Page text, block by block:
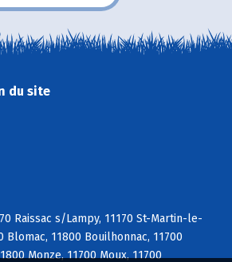
du site
Raissac s/Lampy, 11170 St-Martin-le-
Blomac, 11800 Bouilhonnac, 11700
Monze, 11700 Moux, 11700